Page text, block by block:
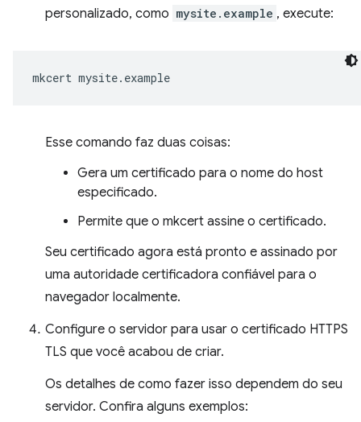
personalizado, como mysite.example , execute:
mkcert
Esse comando faz duas coisas:
Gera um certificado para o nome do host
especificado.
Permite que o mkcert assine o certificado.
Seu certificado agora está pronto e assinado por
uma autoridade certificadora confiável para o
navegador localmente.
Configure o servidor para usar o certificado HTTPS
TLS que você acabou de criar.
Os detalhes de como fazer isso dependem do seu
servidor. Confira alguns exemplos: